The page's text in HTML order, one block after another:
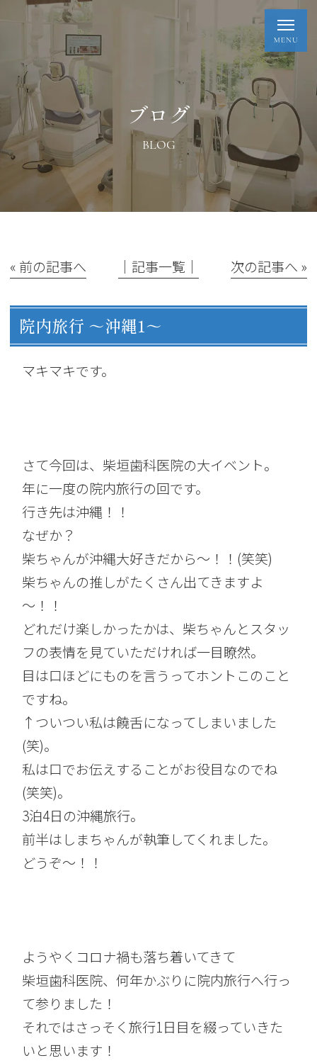
ブログ
BLOG
« 前の記事へ │記事一覧│ 次の記事へ »
院内旅行 ～沖縄1～
マキマキです。
さて今回は、柴垣歯科医院の大イベント。
年に一度の院内旅行の回です。
行き先は沖縄！！
なぜか？
柴ちゃんが沖縄大好きだから～！！(笑笑)
柴ちゃんの推しがたくさん出てきますよ
～！！
どれだけ楽しかったかは、柴ちゃんとスタッ
フの表情を見ていただければ一目瞭然。
目は口ほどにものを言うってホントこのこと
ですね。
↑ついつい私は饒舌になってしまいました
(笑)。
私は口でお伝えすることがお役目なのでね
(笑笑)。
3泊4日の沖縄旅行。
前半はしまちゃんが執筆してくれました。
どうぞ～！！
ようやくコロナ禍も落ち着いてきて
柴垣歯科医院、何年かぶりに院内旅行へ行っ
て参りました！
それではさっそく旅行1日目を綴っていきた
いと思います！